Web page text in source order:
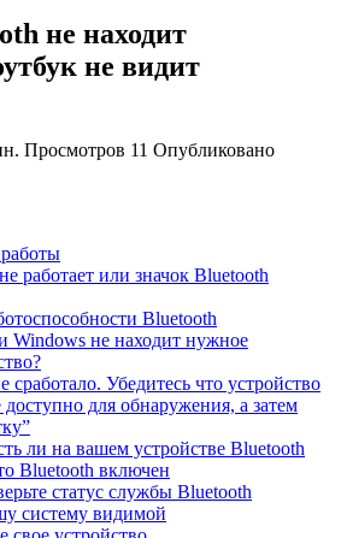
не находит
не видит
Просмотров 11 Опубликовано
работает или значок Bluetooth
Bluetooth
Windows не находит нужное
Убедитесь что устройство
для обнаружения, а затем
ли на вашем устройстве Bluetooth
Bluetooth включен
статус службы Bluetooth
систему видимой